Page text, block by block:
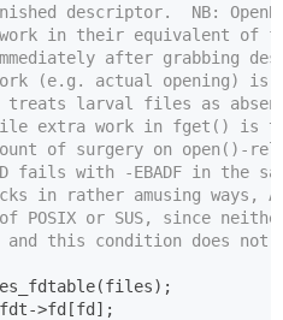
descriptor.  NB:
work in their equivalent of
after grabbing
(e.g. actual opening) is
treats larval files as
extra work in fget() is
of surgery on open()-
fails with -EBADF in the
in rather amusing ways,
of POSIX or SUS, since
and this condition does not
>fd[fd];